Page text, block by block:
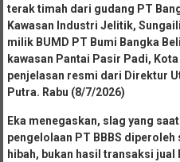
terak timah dari gudang PT
Kawasan Industri Jelitik,
milik BUMD PT Bumi Bangka
kawasan Pantai Pasir Padi,
penjelasan resmi dari Direktur
Putra. Rabu (8/7/2026)
Eka menegaskan, slag yang
pengelolaan PT BBBS
hibah, bukan hasil transaksi jual